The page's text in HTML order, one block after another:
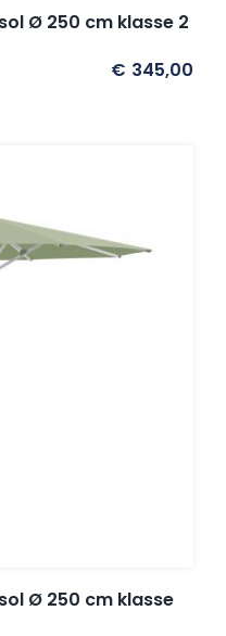
Ø 250 cm klasse 2
€ 345,00
Ø 250 cm klasse